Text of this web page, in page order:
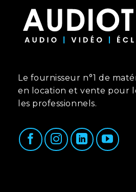
Le fournisseur n°1 de
en location et vente pour
les professionnels.